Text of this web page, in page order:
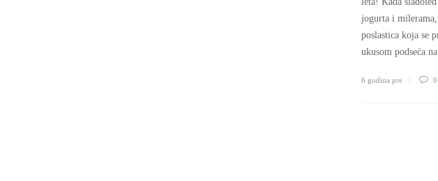
jogurta i
poslastica koja se
ukusom podseća
6 godina pre 0